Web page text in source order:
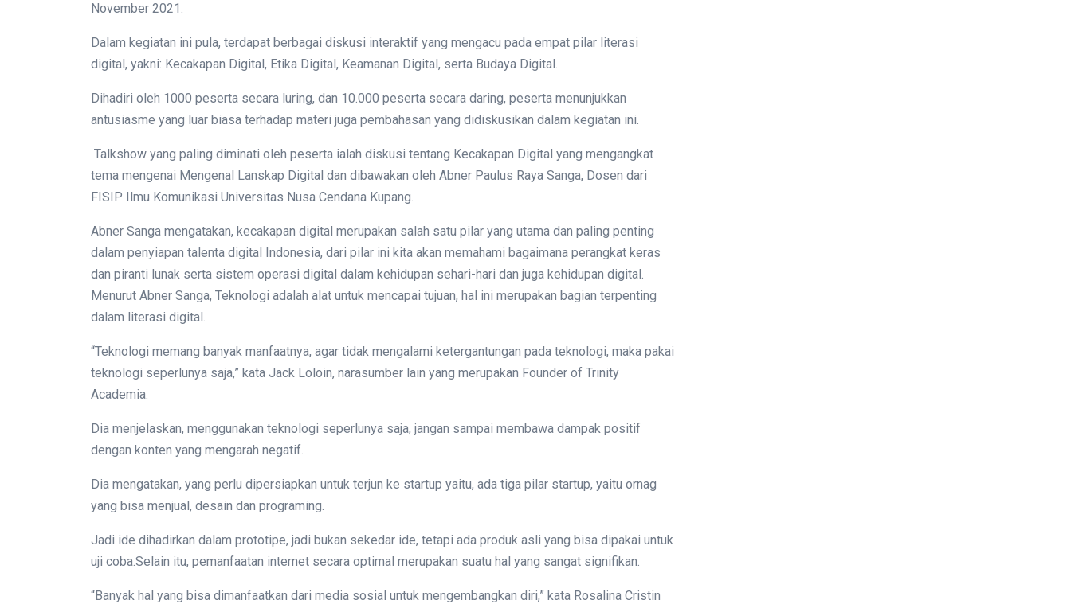
November 2021.
Dalam kegiatan ini pula, terdapat berbagai diskusi interaktif yang mengacu pada empat pilar literasi
digital, yakni: Kecakapan Digital, Etika Digital, Keamanan Digital, serta Budaya Digital.
Dihadiri oleh 1000 peserta secara luring, dan 10.000 peserta secara daring, peserta menunjukkan
antusiasme yang luar biasa terhadap materi juga pembahasan yang didiskusikan dalam kegiatan ini.
Talkshow yang paling diminati oleh peserta ialah diskusi tentang Kecakapan Digital yang mengangkat
tema mengenai Mengenal Lanskap Digital dan dibawakan oleh Abner Paulus Raya Sanga, Dosen dari
FISIP Ilmu Komunikasi Universitas Nusa Cendana Kupang.
Abner Sanga mengatakan, kecakapan digital merupakan salah satu pilar yang utama dan paling penting
dalam penyiapan talenta digital Indonesia, dari pilar ini kita akan memahami bagaimana perangkat keras
dan piranti lunak serta sistem operasi digital dalam kehidupan sehari-hari dan juga kehidupan digital.
Menurut Abner Sanga, Teknologi adalah alat untuk mencapai tujuan, hal ini merupakan bagian terpenting
dalam literasi digital.
“Teknologi memang banyak manfaatnya, agar tidak mengalami ketergantungan pada teknologi, maka pakai
teknologi seperlunya saja,” kata Jack Loloin, narasumber lain yang merupakan Founder of Trinity
Academia.
Dia menjelaskan, menggunakan teknologi seperlunya saja, jangan sampai membawa dampak positif
dengan konten yang mengarah negatif.
Dia mengatakan, yang perlu dipersiapkan untuk terjun ke startup yaitu, ada tiga pilar startup, yaitu ornag
yang bisa menjual, desain dan programing.
Jadi ide dihadirkan dalam prototipe, jadi bukan sekedar ide, tetapi ada produk asli yang bisa dipakai untuk
uji coba.Selain itu, pemanfaatan internet secara optimal merupakan suatu hal yang sangat signifikan.
“Banyak hal yang bisa dimanfaatkan dari media sosial untuk mengembangkan diri,” kata Rosalina Cristin